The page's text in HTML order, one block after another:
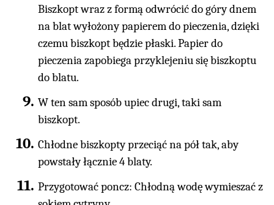
Biszkopt wraz z formą odwrócić do góry dnem
na blat wyłożony papierem do pieczenia, dzięki
czemu biszkopt będzie płaski. Papier do
pieczenia zapobiega przyklejeniu się biszkoptu
do blatu.
W ten sam sposób upiec drugi, taki sam
biszkopt.
Chłodne biszkopty przeciąć na pół tak, aby
powstały łącznie 4 blaty.
Przygotować poncz: Chłodną wodę wymieszać z